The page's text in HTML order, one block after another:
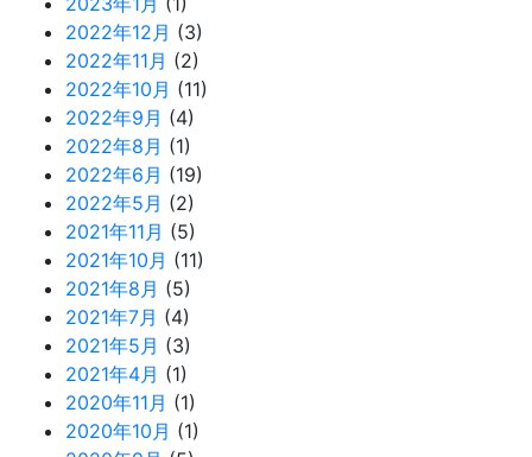
2022年12月 (3)
2022年11月 (2)
2022年10月 (11)
2022年9月 (4)
2022年8月 (1)
2022年6月 (19)
2022年5月 (2)
2021年11月 (5)
2021年10月 (11)
2021年8月 (5)
2021年7月 (4)
2021年5月 (3)
2021年4月 (1)
2020年11月 (1)
2020年10月 (1)